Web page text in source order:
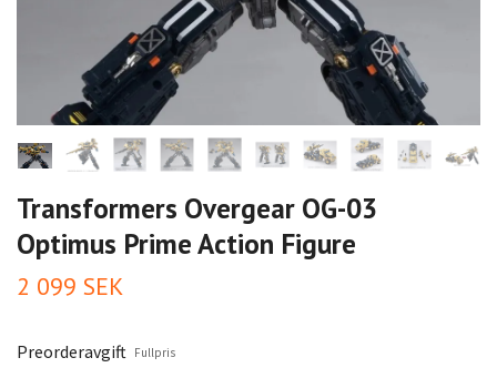
Transformers Overgear OG-03
Optimus Prime Action Figure
2 099 SEK
Preorderavgift Fullpris